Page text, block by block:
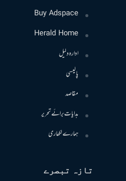
Buy Adspace
Herald Home
ادارہ دلیل
پالیسی
مقاصد
ہدایات برائے تحریر
ہمارے لکھاری
تازہ تبصرے